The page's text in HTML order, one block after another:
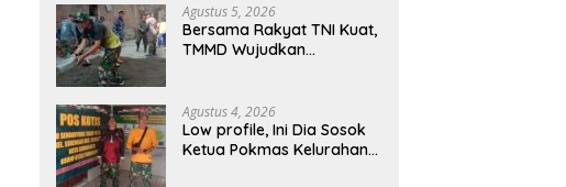
Agustus 5, 2026
Bersama Rakyat TNI Kuat,
TMMD Wujudkan
Ketahanan Nasional di
Daerah.
Agustus 4, 2026
Low profile, Ini Dia Sosok
Ketua Pokmas Kelurahan